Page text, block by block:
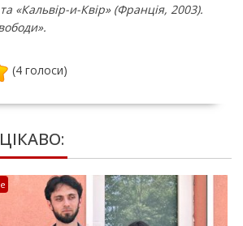
«Кальвір-и-Квір» (Франція, 2003).
(4 голоси)